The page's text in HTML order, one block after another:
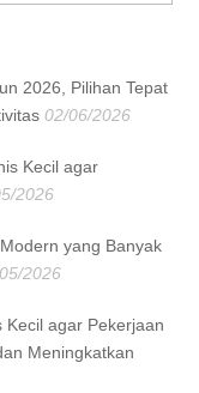
2026, Pilihan Tepat
02/06/2026
Kecil agar
2026
yang Banyak
2026
Kecil agar Pekerjaan
Meningkatkan